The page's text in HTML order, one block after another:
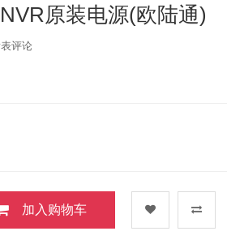
原装电源(欧陆通)
评论
加入购物车